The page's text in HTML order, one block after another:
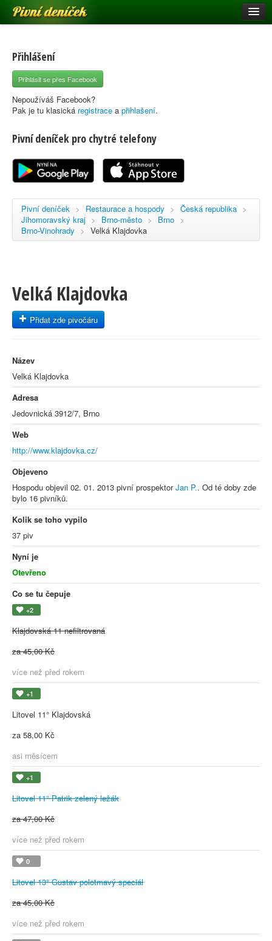
Pivní deníček
Pivní mapa
Pivní značky
Nápověda
Registrace
Přihlášení
Přihlásit se přes Facebook
Nepoužíváš Facebook?
Pak je tu klasická registrace a přihlašení.
Pivní deníček pro chytré telefony
Pivní deníček > Restaurace a hospody > Česká republika >
Jihomoravský kraj > Brno-město > Brno >
Brno-Vinohrady > Velká Klajdovka
Velká Klajdovka
Přidat zde pivočáru
Název
Velká Klajdovka
Adresa
Jedovnická 3912/7, Brno
Web
http://www.klajdovka.cz/
Objeveno
Hospodu objevil 02. 01. 2013 pivní prospektorJan P.. Od té doby zde
bylo 16 pivníků.
Kolik se toho vypilo
37 piv
Nyní je
Otevřeno
Co se tu čepuje
+2
Klajdovská 11 nefiltrovaná
za 45,00 Kč
více než před rokem
+1
Litovel 11° Klajdovská
za 58,00 Kč
asi měsícem
+1
Litovel 11° Patrik zelený ležák
za 47,00 Kč
více než před rokem
0
Litovel 13° Gustav polotmavý speciál
za 45,00 Kč
více než před rokem